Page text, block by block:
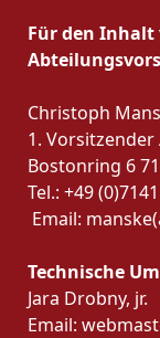
Für den Inhalt
Christoph
1.
Bostonring 6
Tel.: +49
Email:
Technische
Jara Drobny, jr.
Email: